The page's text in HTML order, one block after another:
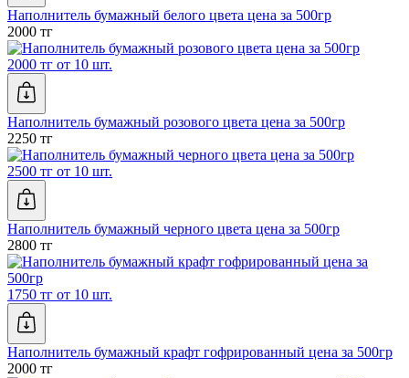
Наполнитель бумажный белого цвета цена за 500гр
2000 тг
2000 тг от 10 шт.
Наполнитель бумажный розового цвета цена за 500гр
2250 тг
2500 тг от 10 шт.
Наполнитель бумажный черного цвета цена за 500гр
2800 тг
1750 тг от 10 шт.
Наполнитель бумажный крафт гофрированный цена за 500гр
2000 тг